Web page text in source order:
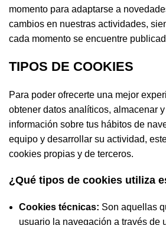
momento para adaptarse a
cambios en nuestras actividades,
cada momento se encuentre
TIPOS DE COOKIES
Para poder ofrecerte una mejor
obtener datos analíticos, almacenar
información sobre tus hábitos de
equipo y desarrollar su actividad,
cookies propias y de terceros.
¿Qué tipos de cookies utiliza
Cookies técnicas: Son aquellas
usuario la navegación a través de